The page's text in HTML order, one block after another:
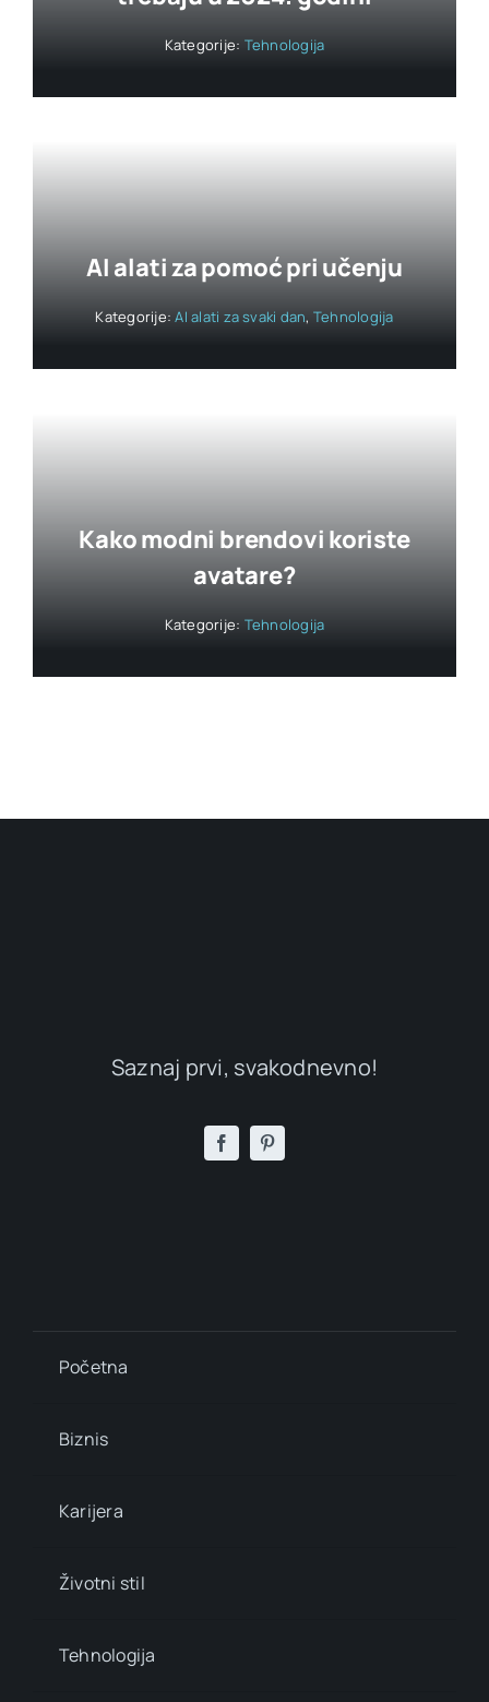
Kategorije: Tehnologija
AI alati za pomoć pri učenju
Kategorije:AI alati za svaki dan, Tehnologija
Kako modni brendovi koriste
avatare?
Kategorije: Tehnologija
Saznaj prvi, svakodnevno!
Početna
Biznis
Karijera
Životni stil
Tehnologija